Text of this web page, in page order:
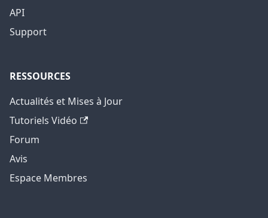
API
Support
RESSOURCES
Actualités et Mises à Jour
Tutoriels Vidéo
Forum
Avis
Espace Membres